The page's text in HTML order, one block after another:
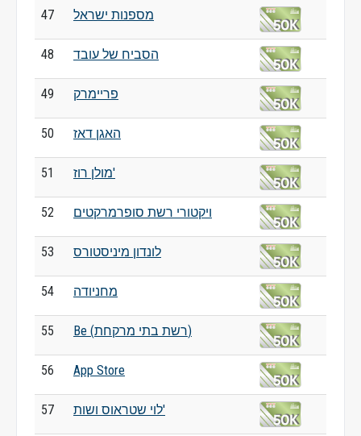
47 מספנות ישראל
48 הסביח של עובד
49 פריימרק
50 האגן דאז
51 מולן רוז'
52 ויקטורי רשת סופרמרקטים
53 לונדון מיניסטורס
54 מחניודה
55 Be (רשת בתי מרקחת)
56 App Store
57 לוי שטראוס ושות'